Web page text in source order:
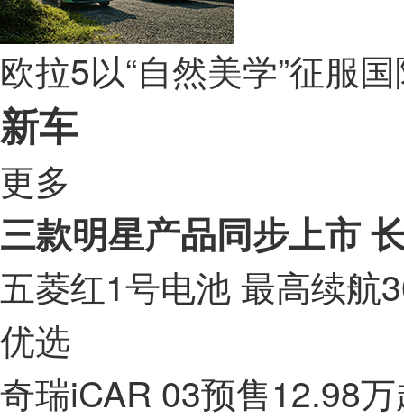
欧拉5以“自然美学”征服
新车
更多
三款明星产品同步上市
五菱红1号电池 最高续航
优选
奇瑞iCAR 03预售12.98